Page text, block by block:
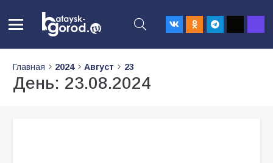
Главная 2024 Август 23
День: 23.08.2024